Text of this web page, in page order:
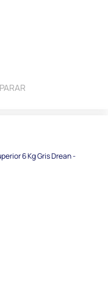
6 Kg Gris Drean -